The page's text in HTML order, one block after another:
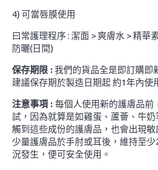
4) 可當唇膜使用
曰常護理程序 : 潔面 > 爽膚水 > 精華
防曬(日間)
保存期限 :我們的貨品全是即訂購即
建議保存期於製造日期起 約1年內使
注意事項 : 每個人使用新的護膚品前
試，因為就算是如雞蛋、蘆薈、牛
觸到這些成份的護膚品，也會出現
少量護膚品於手肘或耳後，維持至
況發生，便可安全使用。